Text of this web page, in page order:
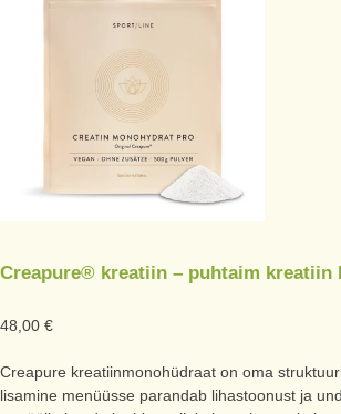
Creapure® kreatiin – puhtaim kreatiin
48,00 €
Creapure kreatiinmonohüdraat on oma
lisamine menüüsse parandab lihastoonust ja